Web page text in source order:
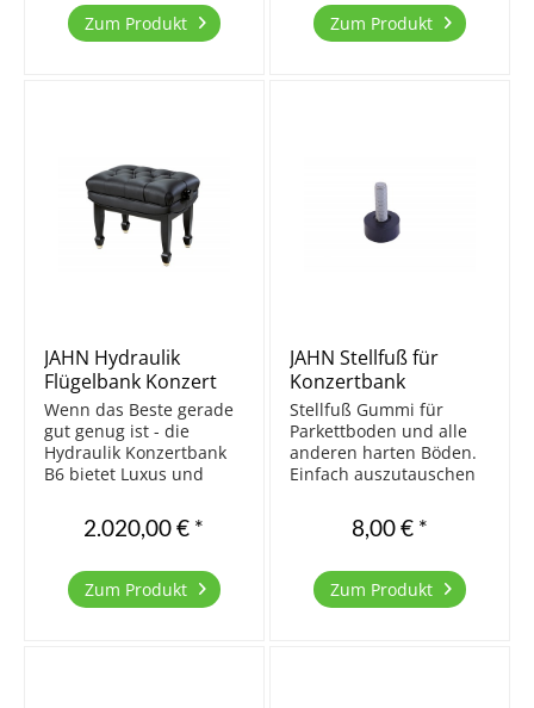
Höheneinstellung. Die
Sitzfläche hebt sich
Zum Produkt
richtige Wahl. Natürlich
ist auch diese Bank in
Zum Produkt
JAHN Hydraulik
Flügelbank Konzert
B6C Capitonné,
schwarz poliert
Wenn das Beste gerade
gut genug ist - die
Hydraulik Konzertbank
B6 bietet Luxus und
Besonderheit dieser
Bank ist ihre
Höheneinstellung. Die
Sitzfläche hebt sich
2.020,00 € *
Zum Produkt
JAHN Stellfuß für
Konzertbank
Stellfuß Gummi für
Parkettboden und alle
anderen harten Böden.
Einfach auszutauschen
Original Stellfüße. 1
Stück Gummi schwarz
Modelle B5 und B6
Durchmesser: 30 mm 1
8,00 € *
Zum Produkt